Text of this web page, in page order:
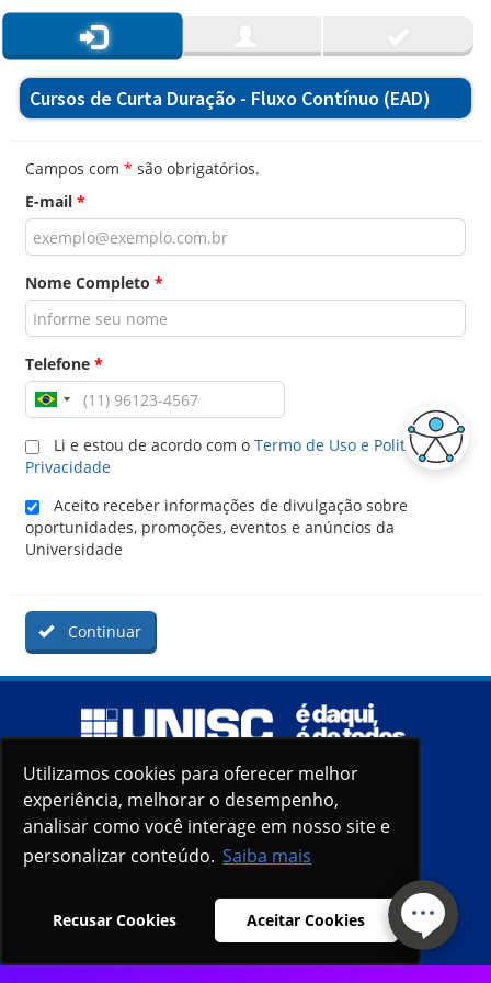
Utilizamos cookies para oferecer melhor
experiência, melhorar o desempenho,
analisar como você interage em nosso site e
personalizar conteúdo. Saiba mais
Recusar Cookies Aceitar Cookies
Utilizamos cookies para oferecer melhor
experiência, melhorar o desempenho,
analisar como você interage em nosso site e
personalizar conteúdo. Saiba mais
Recusar Cookies Aceitar Cookies
Cursos de Curta Duração - Fluxo Contínuo (EAD)
Campos com * são obrigatórios.
E-mail *
Nome Completo *
Telefone *
Li e estou de acordo com o Termo de Uso e Politica de
Privacidade
Aceito receber informações de divulgação sobre
oportunidades, promoções, eventos e anúncios da
Universidade
Continuar